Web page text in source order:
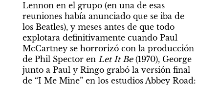
Lennon en el grupo (en una de esas
reuniones había anunciado que se iba de
los Beatles), y meses antes de que todo
explotara definitivamente cuando Paul
McCartney se horrorizó con la producción
de Phil Spector en Let It Be (1970), George
junto a Paul y Ringo grabó la versión final
de “I Me Mine” en los estudios Abbey Road: